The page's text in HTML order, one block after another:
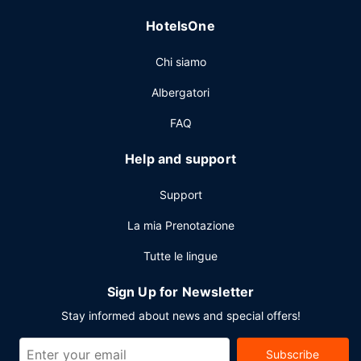
Potrai usufruire di una postazione PC, check-out veloce e
gratuito è disponibile in loco.
HotelsOne
Chi siamo
Albergatori
FAQ
Help and support
Support
La mia Prenotazione
Tutte le lingue
Sign Up for Newsletter
Stay informed about news and special offers!
Subscribe